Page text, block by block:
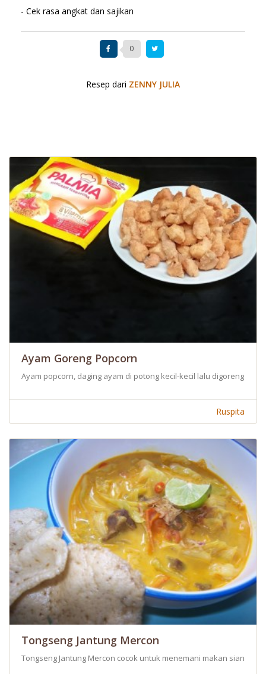
- Cek rasa angkat dan sajikan
0
Resep dari ZENNY JULIA
Ayam Goreng Popcorn
Ayam popcorn, daging ayam di potong kecil-kecil lalu digoreng
Ruspita
Tongseng Jantung Mercon
Tongseng Jantung Mercon cocok untuk menemani makan siang